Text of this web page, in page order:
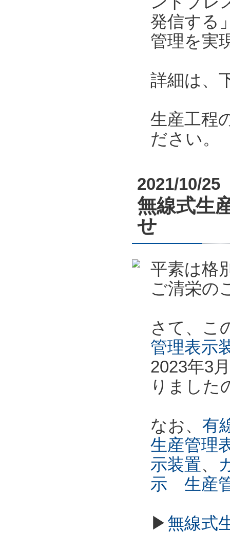
発信する
管理を実
詳細は、
生産工程
ださい。
2021/10/25
無線式生
せ
平素は格
ご清栄の
さて、こ
管理表示
2023年3
りました
なお、 有
生産管理
示装置、
示 生産
▶無線式